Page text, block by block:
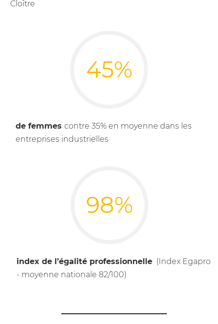
Cloître
45%
de femmes contre 35% en moyenne dans les
entreprises industrielles
98%
index de l’égalité professionnelle (Index Egapro
- moyenne nationale 82/100)